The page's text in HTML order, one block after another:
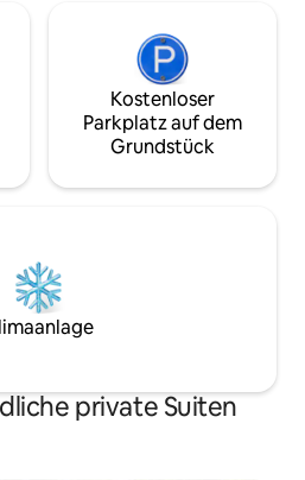
Kostenloser
Parkplatz auf dem
Grundstück
private Suiten